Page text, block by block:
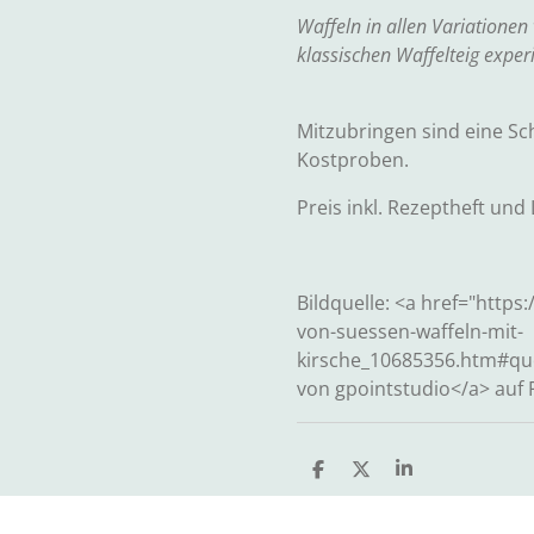
Waffeln in allen
klassischen Waffelteig
Mitzubringen sind eine
Kostproben.
Preis inkl. Rezeptheft
Bildquelle: <a
von-suessen-waffeln-mit-
von gpointstudio</a> auf
T
e
T
e
T
e